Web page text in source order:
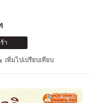
า
เพิ่มไปเปรียบเทียบ